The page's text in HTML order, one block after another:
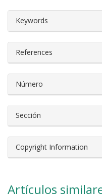
Keywords
References
Número
Sección
Copyright Information
Artículos